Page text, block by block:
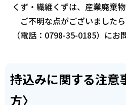
くず・繊維くずは、産業廃棄
ご不明な点がございました
（電話：0798-35-0185）にお
持込みに関する注意
方〉